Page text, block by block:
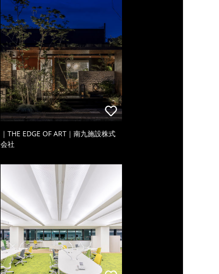
｜THE EDGE OF ART｜南九施設株式
会社